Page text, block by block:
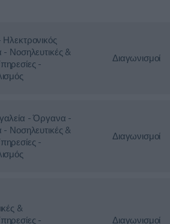
- Νοσηλευτικές &
-
Διαγωνισμοί
- Όργανα -
- Νοσηλευτικές &
-
Διαγωνισμοί
&
-
Διαγωνισμοί